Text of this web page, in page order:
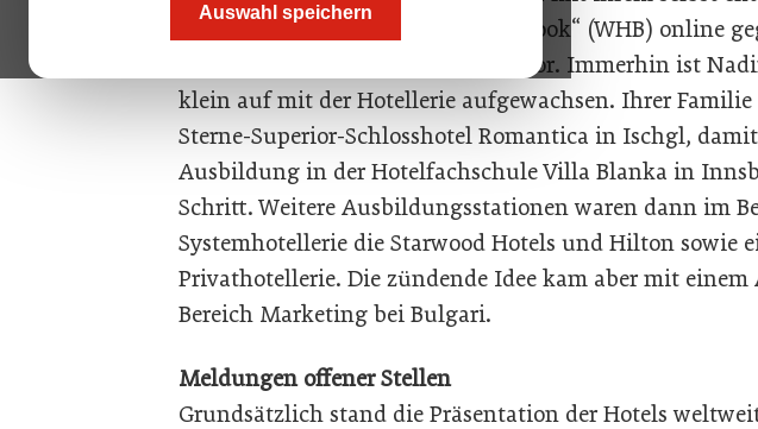
Auswahl speichern
Branchen-Netzwerk „World Hotel Book“ (WHB) online
dazu entstand rund zwei Jahre zuvor. Immerhin ist
klein auf mit der Hotellerie aufgewachsen. Ihrer Familie
Sterne-Superior-Schlosshotel Romantica in Ischgl,
Ausbildung in der Hotelfachschule Villa Blanka in
Schritt. Weitere Ausbildungsstationen waren dann im
Systemhotellerie die Starwood Hotels und Hilton sowie
Privathotellerie. Die zündende Idee kam aber mit
Bereich Marketing bei Bulgari.
Meldungen offener Stellen
Grundsätzlich stand die Präsentation der Hotels